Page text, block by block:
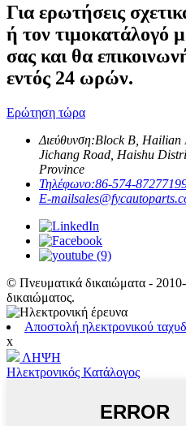
Για ερωτήσεις
ή τον τιμοκατάλογό
σας και θα
εντός 24 ωρών.
Ερώτηση τώρα
Διεύθυνση:Block B, Hailian
Jichang Road, Haishu
Province
Τηλέφωνο:86-574-
E-mail
© Πνευματικά δικαιώματα -
δικαιώματος.
Αποστολή ηλεκτρονικού
x
ΛΗΨΗ
Ηλεκτρονικός Κατάλογος